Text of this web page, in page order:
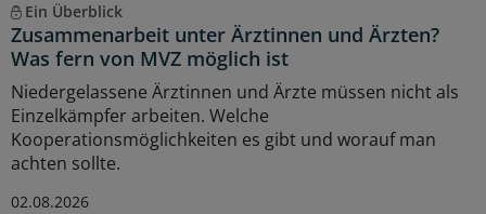
Ein Überblick
Zusammenarbeit unter Ärztinnen und Ärzten?
Was fern von MVZ möglich ist
Niedergelassene Ärztinnen und Ärzte müssen nicht als
Einzelkämpfer arbeiten. Welche
Kooperationsmöglichkeiten es gibt und worauf man
achten sollte.
02.08.2026